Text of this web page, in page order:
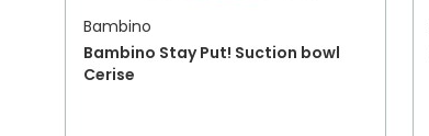
Bambino
Bambino Stay Put! Suction bowl
Cerise